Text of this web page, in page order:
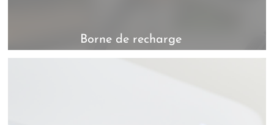
Borne de recharge